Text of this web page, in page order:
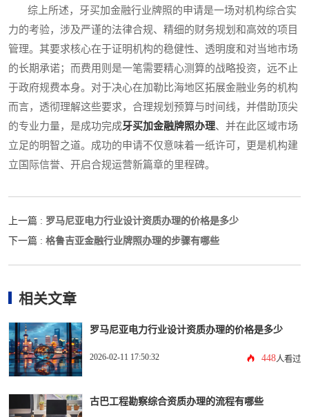
综上所述，牙买加金融行业牌照的申请是一场对机构综合实
力的考验，涉及严谨的法律合规、精细的财务规划和高效的项目
管理。其要求核心在于证明机构的稳健性、透明度和对当地市场
的长期承诺；而费用则是一笔需要精心测算的战略投资，远不止
于政府规费本身。对于决心在加勒比海地区拓展金融业务的机构
而言，透彻理解这些要求，合理规划预算与时间线，并借助顶尖
的专业力量，是成功完成牙买加金融牌照办理、并在此区域市场
立足的明智之道。成功的申请不仅意味着一纸许可，更是机构建
立国际信誉、开启合规运营新篇章的里程碑。
上一篇 : 罗马尼亚电力行业设计资质办理的价格是多少
下一篇 : 格鲁吉亚金融行业牌照办理的步骤有哪些
相关文章
罗马尼亚电力行业设计资质办理的价格是多少
2026-02-11 17:50:32 448人看过
古巴工程勘察综合资质办理的流程有哪些